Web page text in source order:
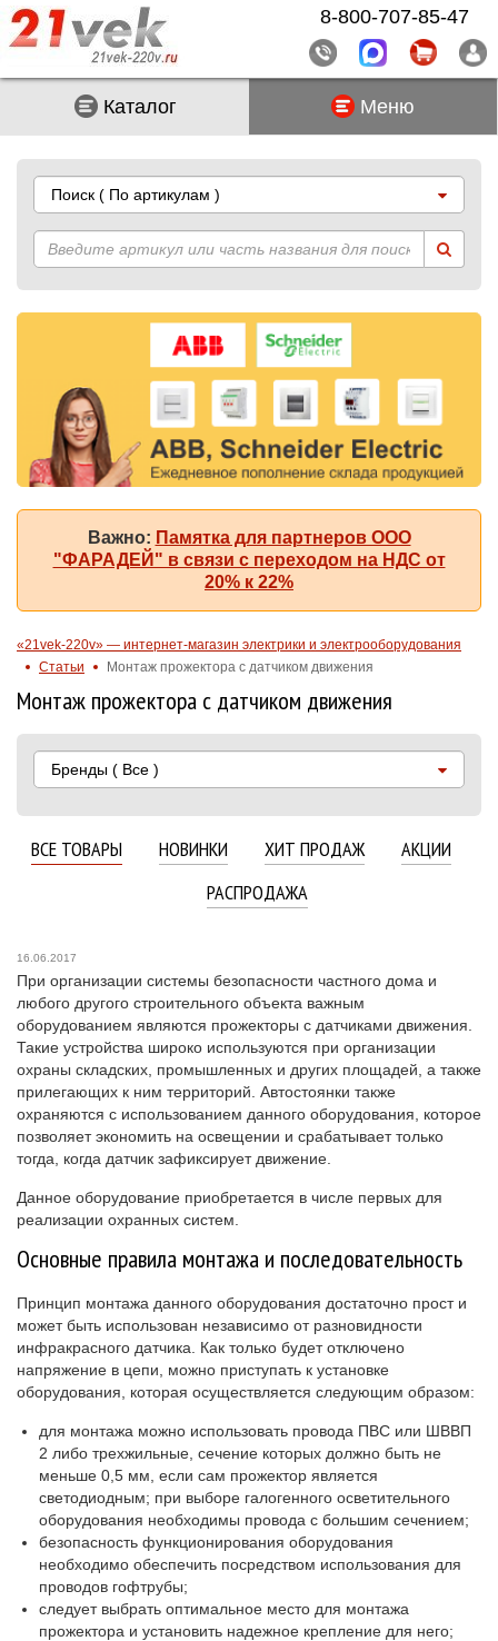
Каталог Меню
Поиск ( По артикулам )
Важно: Памятка для партнеров ООО
"ФАРАДЕЙ" в связи с переходом на НДС от
20% к 22%
«21vek-220v» — интернет-магазин электрики и электрооборудования
Статьи
Монтаж прожектора с датчиком движения
Монтаж прожектора с датчиком движения
Бренды ( Все )
ВСЕ ТОВАРЫ НОВИНКИ ХИТ ПРОДАЖ
АКЦИИ
РАСПРОДАЖА
16.06.2017
При организации системы безопасности частного дома и
любого другого строительного объекта важным
оборудованием являются прожекторы с датчиками движения.
Такие устройства широко используются при организации
охраны складских, промышленных и других площадей, а также
прилегающих к ним территорий. Автостоянки также
охраняются с использованием данного оборудования, которое
позволяет экономить на освещении и срабатывает только
тогда, когда датчик зафиксирует движение.
Данное оборудование приобретается в числе первых для
реализации охранных систем.
Основные правила монтажа и последовательность
Принцип монтажа данного оборудования достаточно прост и
может быть использован независимо от разновидности
инфракрасного датчика. Как только будет отключено
напряжение в цепи, можно приступать к установке
оборудования, которая осуществляется следующим образом:
для монтажа можно использовать провода ПВС или ШВВП
2 либо трехжильные, сечение которых должно быть не
меньше 0,5 мм, если сам прожектор является
светодиодным; при выборе галогенного осветительного
оборудования необходимы провода с большим сечением;
безопасность функционирования оборудования
необходимо обеспечить посредством использования для
проводов гофтрубы;
следует выбрать оптимальное место для монтажа
прожектора и установить надежное крепление для него;
8-800-707-85-47